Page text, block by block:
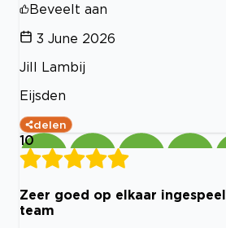
Beveelt aan
3 June 2026
Jill Lambij
Eijsden
delen
10
Zeer goed op elkaar
team